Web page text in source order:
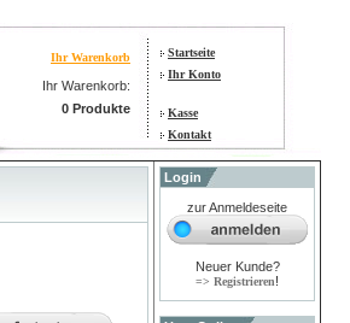
Ihr Warenkorb
Ihr Warenkorb:
0 Produkte
Startseite
Ihr Konto
Kasse
Kontakt
Login
zur Anmeldeseite
Neuer Kunde?
=> Registrieren!